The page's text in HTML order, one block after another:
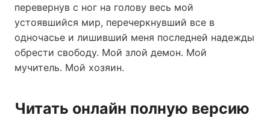
перевернув с ног на голову весь мой
устоявшийся мир, перечеркнувший все в
одночасье и лишивший меня последней надежды
обрести свободу. Мой злой демон. Мой
мучитель. Мой хозяин.
Читать онлайн полную версию